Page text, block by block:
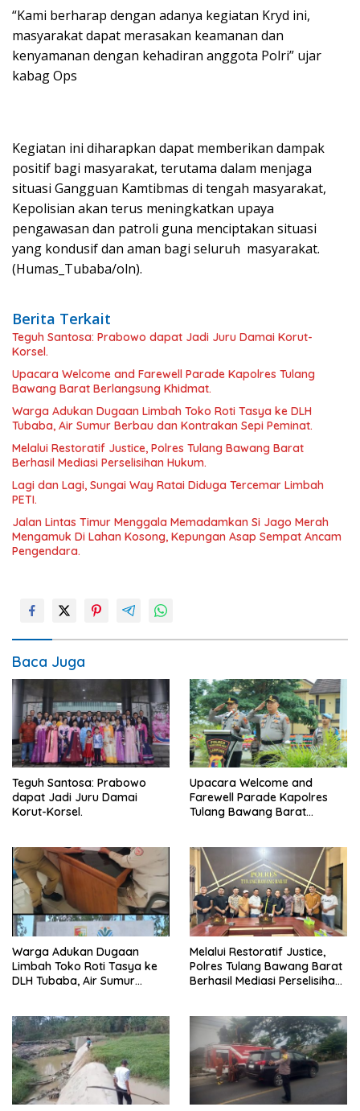
“Kami berharap dengan adanya kegiatan Kryd ini,
masyarakat dapat merasakan keamanan dan
kenyamanan dengan kehadiran anggota Polri” ujar
kabag Ops
Kegiatan ini diharapkan dapat memberikan dampak
positif bagi masyarakat, terutama dalam menjaga
situasi Gangguan Kamtibmas di tengah masyarakat,
Kepolisian akan terus meningkatkan upaya
pengawasan dan patroli guna menciptakan situasi
yang kondusif dan aman bagi seluruh masyarakat.
(Humas_Tubaba/oln).
Berita Terkait
Teguh Santosa: Prabowo dapat Jadi Juru Damai Korut-
Korsel.
Upacara Welcome and Farewell Parade Kapolres Tulang
Bawang Barat Berlangsung Khidmat.
Warga Adukan Dugaan Limbah Toko Roti Tasya ke DLH
Tubaba, Air Sumur Berbau dan Kontrakan Sepi Peminat.
Melalui Restoratif Justice, Polres Tulang Bawang Barat
Berhasil Mediasi Perselisihan Hukum.
Lagi dan Lagi, Sungai Way Ratai Diduga Tercemar Limbah
PETI.
Jalan Lintas Timur Menggala Memadamkan Si Jago Merah
Mengamuk Di Lahan Kosong, Kepungan Asap Sempat Ancam
Pengendara.
Baca Juga
Teguh Santosa: Prabowo
dapat Jadi Juru Damai
Korut-Korsel.
Upacara Welcome and
Farewell Parade Kapolres
Tulang Bawang Barat
Warga Adukan Dugaan
Limbah Toko Roti Tasya ke
DLH Tubaba, Air Sumur
Melalui Restoratif Justice,
Polres Tulang Bawang Barat
Berhasil Mediasi Perselisihan